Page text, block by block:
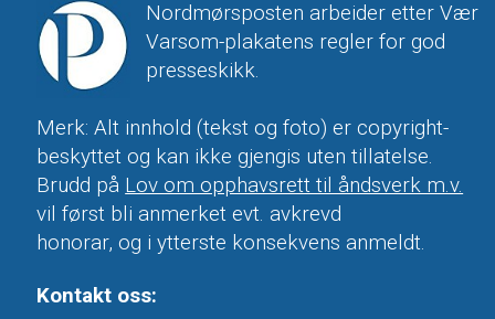
Nordmørsposten arbeider etter Vær
Varsom-plakatens regler for god
presseskikk.
Merk: Alt innhold (tekst og foto) er copyright-
beskyttet og kan ikke gjengis uten tillatelse.
Brudd på Lov om opphavsrett til åndsverk m.v.
vil først bli anmerket evt. avkrevd
honorar, og i ytterste konsekvens anmeldt.
Kontakt oss: